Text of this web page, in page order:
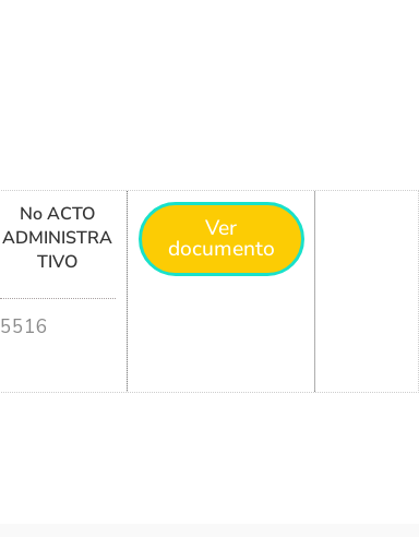
No ACTO
ADMINISTRA
TIVO
5516
Ver
documento